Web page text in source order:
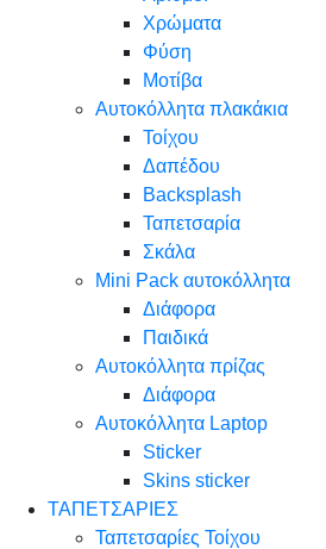
Χρώματα
Φύση
Μοτίβα
Αυτοκόλλητα πλακάκια
Τοίχου
Δαπέδου
Backsplash
Ταπετσαρία
Σκάλα
Mini Pack αυτοκόλλητα
Διάφορα
Παιδικά
Αυτοκόλλητα πρίζας
Διάφορα
Αυτοκόλλητα Laptop
Sticker
Skins sticker
ΤΑΠΕΤΣΑΡΙΕΣ
Ταπετσαρίες Τοίχου